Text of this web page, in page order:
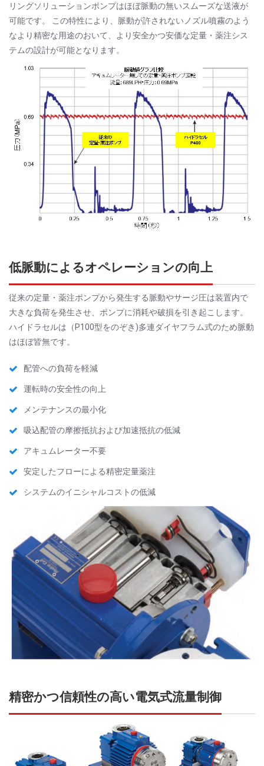
リングソリューションポンプはほぼ脈動の無いスムーズな送液が
可能です。 この特性により、脈動が許されないノズル噴霧のよう
なより精密な用途のおいて、より安全かつ安価な定量・薬注シス
テムの設計が可能となります。
低脈動によるオペレーションの向上
従来の定量・薬注ポンプから発生する脈動やサージ圧は装置内で
大きな負荷を発生させ、ポンプに消耗や破損を引き起こします。
ハイドラセルは（P100型をのぞき)多連ダイヤフラム式のため脈動
はほぼ皆無です。
配管への負荷を軽減
運転時の安全性の向上
メンテナンスの最小化
吸込配管の摩擦抵抗および加速抵抗の低減
アキュムレーター不要
安定したフローによる精密定量薬注
システムのイニシャルコストの低減
精密かつ信頼性の高い電気式流量制御